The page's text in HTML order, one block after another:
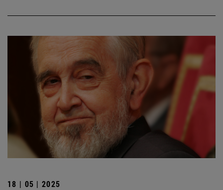
18 | 05 | 2025